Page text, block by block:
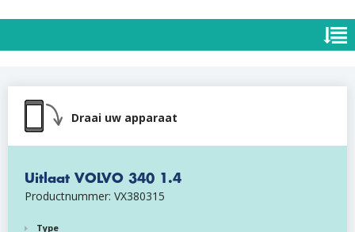
Draai uw apparaat
Uitlaat VOLVO 340 1.4
Productnummer: VX380315
Type